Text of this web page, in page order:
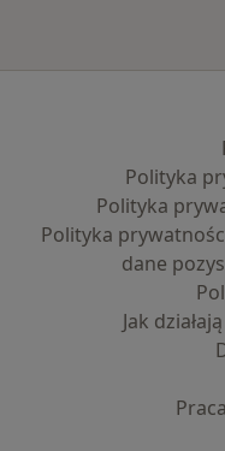
Polityka
Polityka
Polityka
dane
Jak
Praca